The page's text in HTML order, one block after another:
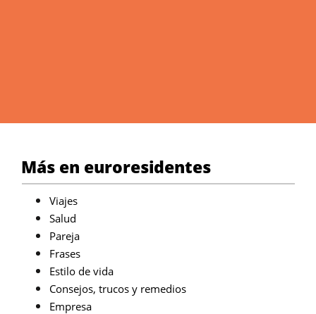
Más en euroresidentes
Viajes
Salud
Pareja
Frases
Estilo de vida
Consejos, trucos y remedios
Empresa